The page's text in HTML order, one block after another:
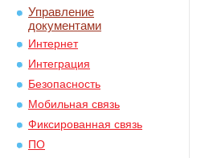
Управление
документами
Интернет
Интеграция
Безопасность
Мобильная связь
Фиксированная связь
ПО